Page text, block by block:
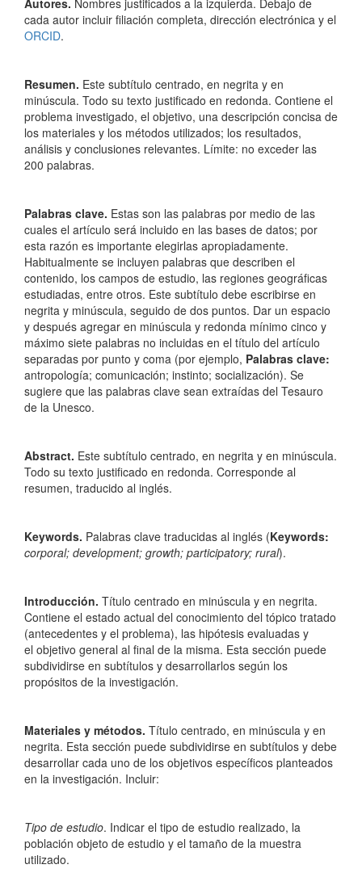
Autores. Nombres justificados a la izquierda. Debajo de
cada autor incluir filiación completa, dirección electrónica y el
ORCID.
Resumen. Este subtítulo centrado, en negrita y en
minúscula. Todo su texto justificado en redonda. Contiene el
problema investigado, el objetivo, una descripción concisa de
los materiales y los métodos utilizados; los resultados,
análisis y conclusiones relevantes. Límite: no exceder las
200 palabras.
Palabras clave. Estas son las palabras por medio de las
cuales el artículo será incluido en las bases de datos; por
esta razón es importante elegirlas apropiadamente.
Habitualmente se incluyen palabras que describen el
contenido, los campos de estudio, las regiones geográficas
estudiadas, entre otros. Este subtítulo debe escribirse en
negrita y minúscula, seguido de dos puntos. Dar un espacio
y después agregar en minúscula y redonda mínimo cinco y
máximo siete palabras no incluidas en el título del artículo
separadas por punto y coma (por ejemplo, Palabras clave:
antropología; comunicación; instinto; socialización). Se
sugiere que las palabras clave sean extraídas del Tesauro
de la Unesco.
Abstract. Este subtítulo centrado, en negrita y en minúscula.
Todo su texto justificado en redonda. Corresponde al
resumen, traducido al inglés.
Keywords. Palabras clave traducidas al inglés (Keywords:
corporal; development; growth; participatory; rural).
Introducción. Título centrado en minúscula y en negrita.
Contiene el estado actual del conocimiento del tópico tratado
(antecedentes y el problema), las hipótesis evaluadas y
el objetivo general al final de la misma. Esta sección puede
subdividirse en subtítulos y desarrollarlos según los
propósitos de la investigación.
Materiales y métodos. Título centrado, en minúscula y en
negrita. Esta sección puede subdividirse en subtítulos y debe
desarrollar cada uno de los objetivos específicos planteados
en la investigación. Incluir:
Tipo de estudio. Indicar el tipo de estudio realizado, la
población objeto de estudio y el tamaño de la muestra
utilizado.